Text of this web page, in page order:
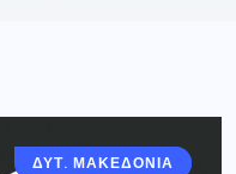
ΓΡΕΒΕΝΑ
ΔΥΤ. ΜΑΚΕΔΟΝΙΑ